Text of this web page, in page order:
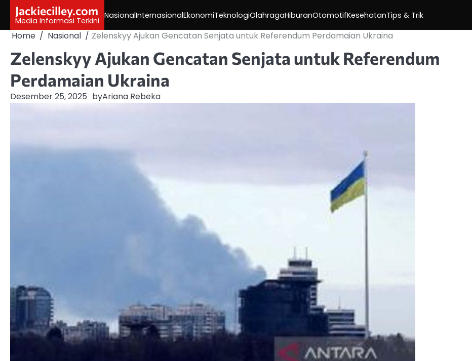
content
Jackiecilley.com
Media Informasi Terkini
NasionalInternasionalEkonomiTeknologiOlahragaHiburanOtomotifKesehatanTips & Trik
Home Nasional Zelenskyy Ajukan Gencatan Senjata untuk Referendum Perdamaian Ukraina
Zelenskyy Ajukan Gencatan Senjata untuk Referendum
Perdamaian Ukraina
Desember 25, 2025 byAriana Rebeka